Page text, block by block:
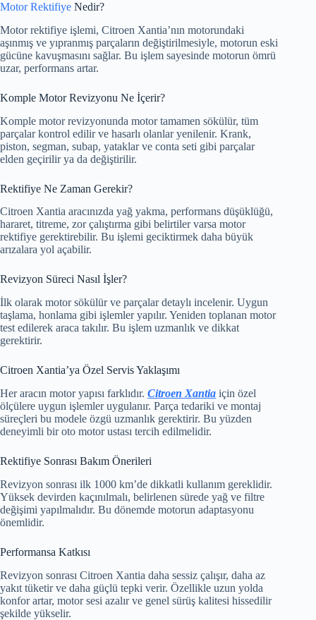
Motor Rektifiye Nedir?
Motor rektifiye işlemi, Citroen Xantia’nın motorundaki
aşınmış ve yıpranmış parçaların değiştirilmesiyle, motorun eski
gücüne kavuşmasını sağlar. Bu işlem sayesinde motorun ömrü
uzar, performans artar.
Komple Motor Revizyonu Ne İçerir?
Komple motor revizyonunda motor tamamen sökülür, tüm
parçalar kontrol edilir ve hasarlı olanlar yenilenir. Krank,
piston, segman, subap, yataklar ve conta seti gibi parçalar
elden geçirilir ya da değiştirilir.
Rektifiye Ne Zaman Gerekir?
Citroen Xantia aracınızda yağ yakma, performans düşüklüğü,
hararet, titreme, zor çalıştırma gibi belirtiler varsa motor
rektifiye gerektirebilir. Bu işlemi geciktirmek daha büyük
arızalara yol açabilir.
Revizyon Süreci Nasıl İşler?
İlk olarak motor sökülür ve parçalar detaylı incelenir. Uygun
taşlama, honlama gibi işlemler yapılır. Yeniden toplanan motor
test edilerek araca takılır. Bu işlem uzmanlık ve dikkat
gerektirir.
Citroen Xantia’ya Özel Servis Yaklaşımı
Her aracın motor yapısı farklıdır. Citroen Xantia için özel
ölçülere uygun işlemler uygulanır. Parça tedariki ve montaj
süreçleri bu modele özgü uzmanlık gerektirir. Bu yüzden
deneyimli bir oto motor ustası tercih edilmelidir.
Rektifiye Sonrası Bakım Önerileri
Revizyon sonrası ilk 1000 km’de dikkatli kullanım gereklidir.
Yüksek devirden kaçınılmalı, belirlenen sürede yağ ve filtre
değişimi yapılmalıdır. Bu dönemde motorun adaptasyonu
önemlidir.
Performansa Katkısı
Revizyon sonrası Citroen Xantia daha sessiz çalışır, daha az
yakıt tüketir ve daha güçlü tepki verir. Özellikle uzun yolda
konfor artar, motor sesi azalır ve genel sürüş kalitesi hissedilir
şekilde yükselir.